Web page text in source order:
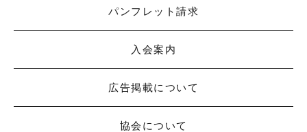
パンフレット請求
入会案内
広告掲載について
協会について